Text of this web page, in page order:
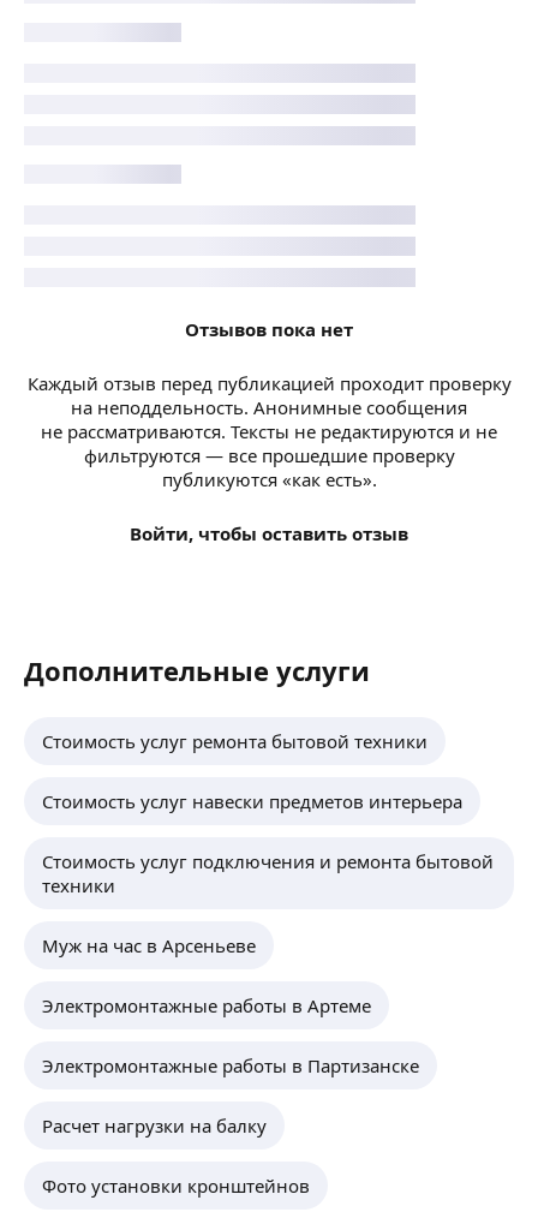
Отзывов пока нет
Каждый отзыв перед публикацией проходит проверку
на неподдельность. Анонимные сообщения
не рассматриваются. Тексты не редактируются и не
фильтруются — все прошедшие проверку
публикуются «как есть».
Войти, чтобы оставить отзыв
Дополнительные услуги
Стоимость услуг ремонта бытовой техники
Стоимость услуг навески предметов интерьера
Стоимость услуг подключения и ремонта бытовой
техники
Муж на час в Арсеньеве
Электромонтажные работы в Артеме
Электромонтажные работы в Партизанске
Расчет нагрузки на балку
Фото установки кронштейнов